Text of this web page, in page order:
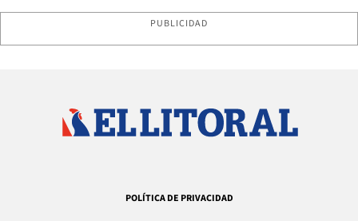
PUBLICIDAD
POLÍTICA DE PRIVACIDAD